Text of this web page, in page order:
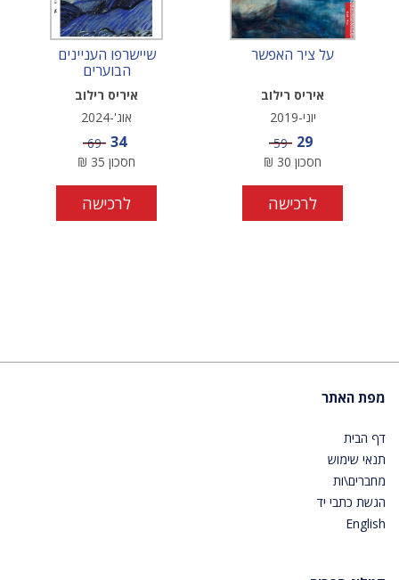
על ציר האפשר
איריס רילוב
יוני-2019
מחיר מבצע
29 מחיר
59
חסכון 30
₪
לרכישה
שיישרפו העניינים
הבוערים
איריס רילוב
אוג'-2024
מחיר מבצע
34 מחיר
69
חסכון 35
₪
לרכישה
מפת האתר
דף הבית
תנאי שימוש
מחברים\ות
הגשת כתבי יד
English